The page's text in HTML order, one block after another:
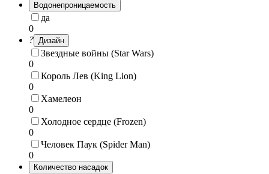
Водонепроницаемость
да
0
? Дизайн
Звездные войны (Star Wars)
0
Король Лев (King Lion)
0
Хамелеон
0
Холодное сердце (Frozen)
0
Человек Паук (Spider Man)
0
Количество насадок